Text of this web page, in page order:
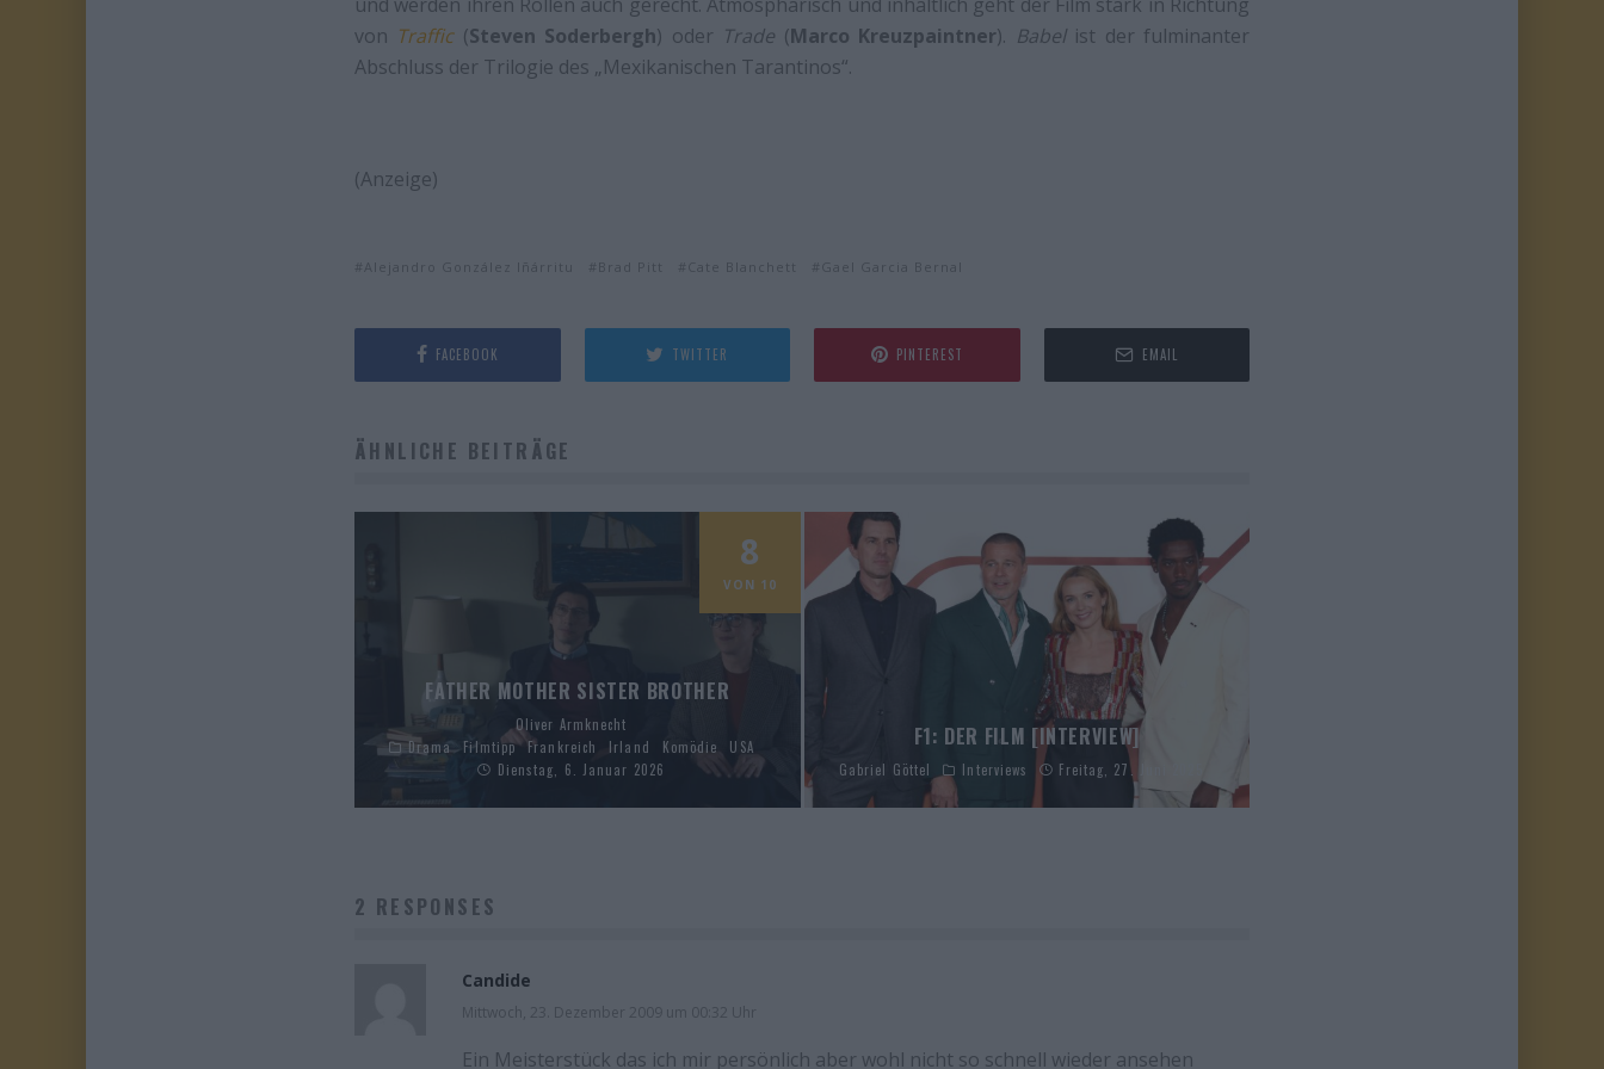
von Traffic(Steven Soderbergh) oder Trade (Marco Kreuzpaintner). Babelist der fulminanter
Abschluss der Trilogie des „Mexikanischen Tarantinos“.
(Anzeige)
Alejandro González Iñárritu Brad Pitt Cate Blanchett Gael Garcia Bernal
FACEBOOK TWITTER PINTEREST EMAIL
ÄHNLICHE BEITRÄGE
8
VON 10
FATHER MOTHER SISTER BROTHER
Oliver Armknecht
Drama
Filmtipp Frankreich Irland Komödie
USA
Dienstag, 6. Januar 2026
F1: DER FILM [INTERVIEW]
Gabriel Göttel Interviews Freitag, 27. Juni 2025
2 RESPONSES
Candide
Mittwoch, 23. Dezember 2009 um 00:32 Uhr
Ein Meisterstück das ich mir persönlich aber wohl nicht so schnell wieder ansehen